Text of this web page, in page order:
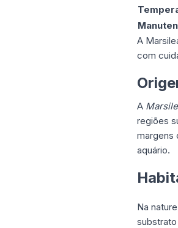
A
com
A
regiões
margens
aquário.
Na